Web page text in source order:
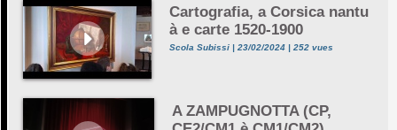
Cartografia, a Corsica nantu
à e carte 1520-1900
Scola Subissi | 23/02/2024 | 252 vues
A ZAMPUGNOTTA (CP,